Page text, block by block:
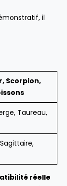
il
Scorpion,
Taureau,
réelle